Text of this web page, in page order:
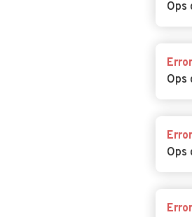
Ops
Error
Ops
Error
Ops
Error